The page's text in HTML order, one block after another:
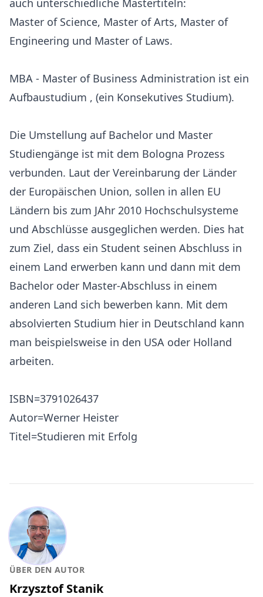
auch unterschiedliche Mastertiteln:
Master of Science, Master of Arts, Master of
Engineering und Master of Laws.
MBA - Master of Business Administration ist ein
Aufbaustudium , (ein Konsekutives Studium).
Die Umstellung auf Bachelor und Master
Studiengänge ist mit dem Bologna Prozess
verbunden. Laut der Vereinbarung der Länder
der Europäischen Union, sollen in allen EU
Ländern bis zum JAhr 2010 Hochschulsysteme
und Abschlüsse ausgeglichen werden. Dies hat
zum Ziel, dass ein Student seinen Abschluss in
einem Land erwerben kann und dann mit dem
Bachelor oder Master-Abschluss in einem
anderen Land sich bewerben kann. Mit dem
absolvierten Studium hier in Deutschland kann
man beispielsweise in den USA oder Holland
arbeiten.
ISBN=3791026437
Autor=Werner Heister
Titel=Studieren mit Erfolg
ÜBER DEN AUTOR
Krzysztof Stanik